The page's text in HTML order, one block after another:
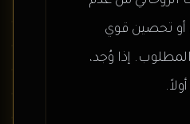
تحصين قوي
إذا وُجد،